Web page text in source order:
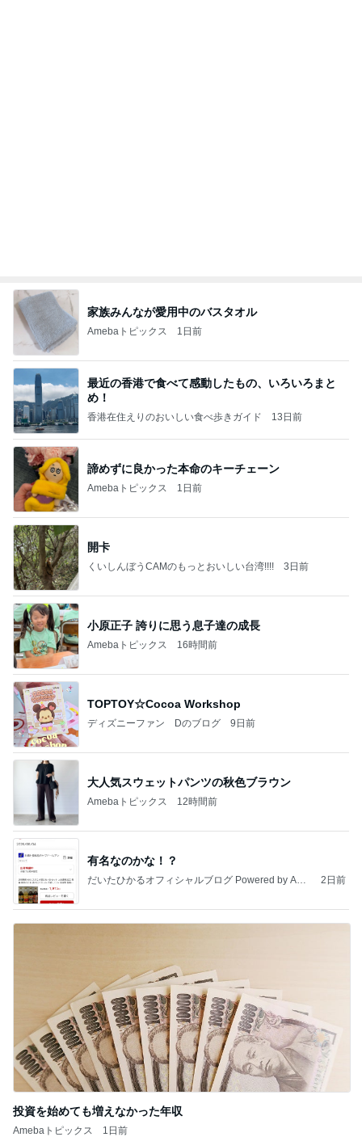
家族みんなが愛用中のバスタオル
Amebaトピックス 1日前
最近の香港で食べて感動したもの、いろいろまと
め！
香港在住えりのおいしい食べ歩きガイド 13日前
諦めずに良かった本命のキーチェーン
Amebaトピックス 1日前
開卡
くいしんぼうCAMのもっとおいしい台湾!!!! 3日前
小原正子 誇りに思う息子達の成長
Amebaトピックス 16時間前
TOPTOY☆Cocoa Workshop
ディズニーファン Dのブログ 9日前
大人気スウェットパンツの秋色ブラウン
Amebaトピックス 12時間前
有名なのかな！？
だいたひかるオフィシャルブログ Powered by Ame
2日前
投資を始めても増えなかった年収
Amebaトピックス 1日前